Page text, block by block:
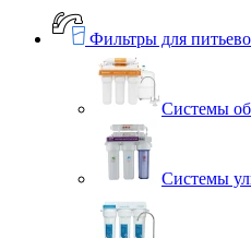
Фильтры для
Системы
Системы